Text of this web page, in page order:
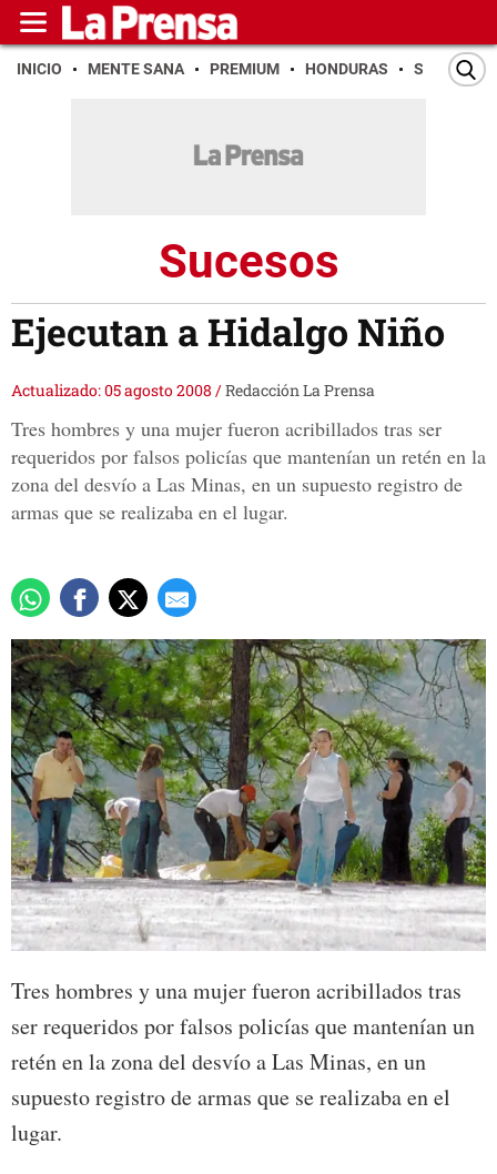
INICIO MENTE SANA PREMIUM HONDURAS SAN PEDRO
Sucesos
Ejecutan a Hidalgo Niño
Actualizado: 05 agosto 2008 /Redacción La Prensa
Tres hombres y una mujer fueron acribillados tras ser
requeridos por falsos policías que mantenían un retén en la
zona del desvío a Las Minas, en un supuesto registro de
armas que se realizaba en el lugar.
Tres hombres y una mujer fueron acribillados tras
ser requeridos por falsos policías que mantenían un
retén en la zona del desvío a Las Minas, en un
supuesto registro de armas que se realizaba en el
lugar.